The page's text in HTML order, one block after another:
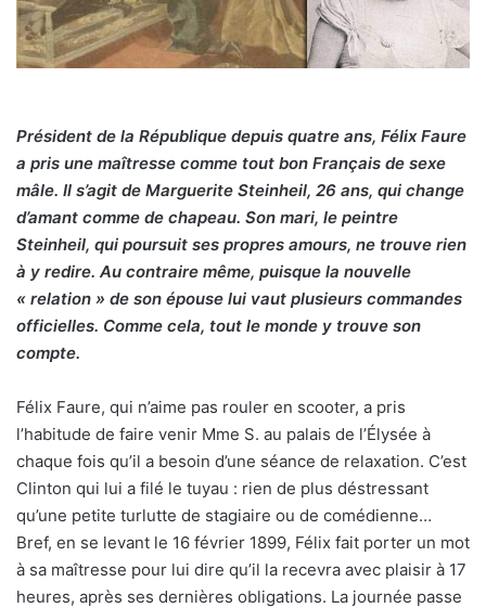
Président de la République depuis quatre ans, Félix Faure
a pris une maîtresse comme tout bon Français de sexe
mâle. Il s’agit de Marguerite Steinheil, 26 ans, qui change
d’amant comme de chapeau. Son mari, le peintre
Steinheil, qui poursuit ses propres amours, ne trouve rien
à y redire. Au contraire même, puisque la nouvelle
« relation » de son épouse lui vaut plusieurs commandes
officielles. Comme cela, tout le monde y trouve son
compte.
Félix Faure, qui n’aime pas rouler en scooter, a pris
l’habitude de faire venir Mme S. au palais de l’Élysée à
chaque fois qu’il a besoin d’une séance de relaxation. C’est
Clinton qui lui a filé le tuyau : rien de plus déstressant
qu’une petite turlutte de stagiaire ou de comédienne…
Bref, en se levant le 16 février 1899, Félix fait porter un mot
à sa maîtresse pour lui dire qu’il la recevra avec plaisir à 17
heures, après ses dernières obligations. La journée passe